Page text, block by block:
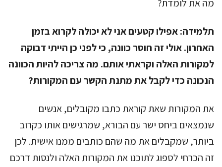
מה את לומדת?
תלמידה:אפילו קטעים אני לא יכולה לקרוא בזמן
האחרון. אולי זה חוסר כוונה, כי לפני כן הייתי דבוקה
למקורות האלה וקראתי אותם. מה צריכה להיות הכוונה
הנכונה כדי לקבל את מתנת הקשר עם המקורות?
את המקורות שאת קוראת כתבו מקובלים, אנשים
שנמצאים ביחס ישר עם הבורא, שמרגישים אותו כקרוב
ביותר, שמקבלים את מה שהם כותבים ממנו אישית. לכן
זה הכרחי לספוג לתוכנו את המקורות האלה ולנסות דרכם